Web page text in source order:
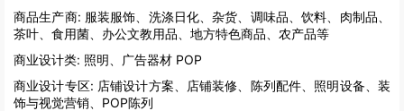
商品生产商: 服装服饰、洗涤日化、杂货、调味品、饮料、肉制品、
茶叶、食用菌、办公文教用品、地方特色商品、农产品等
商业设计类: 照明、广告器材 POP
商业设计专区: 店铺设计方案、店铺装修、陈列配件、照明设备、装
饰与视觉营销、POP陈列